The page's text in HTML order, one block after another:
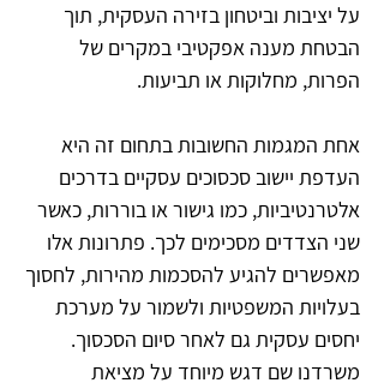
על יציבות וביטחון בזירה העסקית, תוך
הבטחת מענה אפקטיבי במקרים של
הפרות, מחלוקות או תביעות.
אחת המגמות החשובות בתחום זה היא
העדפת יישוב סכסוכים עסקיים בדרכים
אלטרנטיביות, כמו גישור או בוררות, כאשר
שני הצדדים מסכימים לכך. פתרונות אלו
מאפשרים להגיע להסכמות מהירות, לחסוך
בעלויות המשפטיות ולשמור על מערכת
יחסים עסקית גם לאחר סיום הסכסוך.
משרדנו שם דגש מיוחד על מציאת